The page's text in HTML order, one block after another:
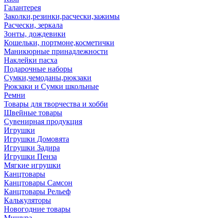
Галантерея
Заколки,резинки,расчески,зажимы
Расчески, зеркала
Зонты, дождевики
Кошельки, портмоне,косметички
Маникюрные принадлежности
Наклейки пасха
Подарочные наборы
Сумки,чемоданы,рюкзаки
Рюкзаки и Сумки школьные
Ремни
Товары для творчества и хобби
Швейные товары
Сувенирная продукция
Игрушки
Игрушки Домовята
Игрушки Задира
Игрушки Пенза
Мягкие игрушки
Канцтовары
Канцтовары Самсон
Канцтовары Рельеф
Калькуляторы
Новогодние товары